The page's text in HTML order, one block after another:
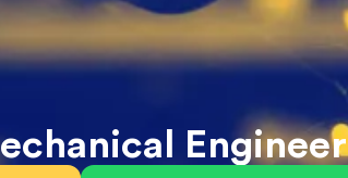
Engineer